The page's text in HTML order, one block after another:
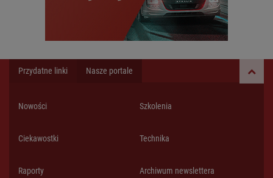
Przydatne linki Nasze portale
Nowości Szkolenia
Ciekawostki Technika
Raporty Archiwum newslettera